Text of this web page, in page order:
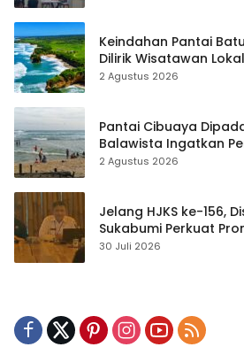
Keindahan Pantai
Dilirik Wisatawan
2 Agustus 2026
Pantai Cibuaya
Balawista Ingatkan
Waspada
2 Agustus 2026
Jelang HJKS ke-156,
Sukabumi Perkuat
Publikasi Digital
30 Juli 2026